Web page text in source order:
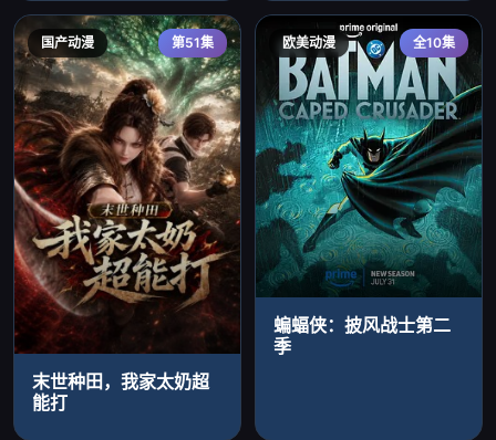
国产动漫 第51集
末世种田，我家太奶超
能打
欧美动漫 全10集
蝙蝠侠：披风战士第二
季